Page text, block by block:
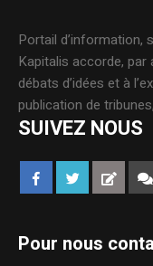
Portail d’information,
Kapitalis accorde, par
débats d’idées et à
publication de
SUIVEZ NOUS
Pour nous